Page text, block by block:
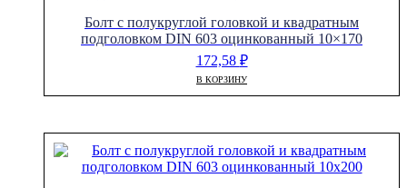
Болт с полукруглой головкой и квадратным
подголовком DIN 603 оцинкованный 10×170
172,58 ₽
В КОРЗИНУ